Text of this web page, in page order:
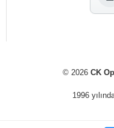
© 2026 CK
1996